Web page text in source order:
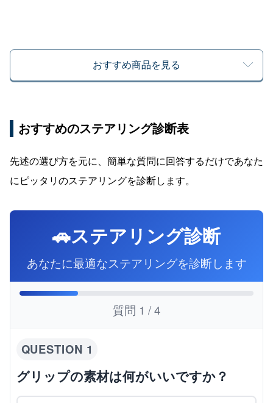
おすすめ商品を見る
おすすめのステアリング診断表
先述の選び方を元に、簡単な質問に回答するだけであなた
にピッタリのステアリングを診断します。
🚗ステアリング診断
あなたに最適なステアリングを診断します
質問 1 / 4
QUESTION 1
グリップの素材は何がいいですか？